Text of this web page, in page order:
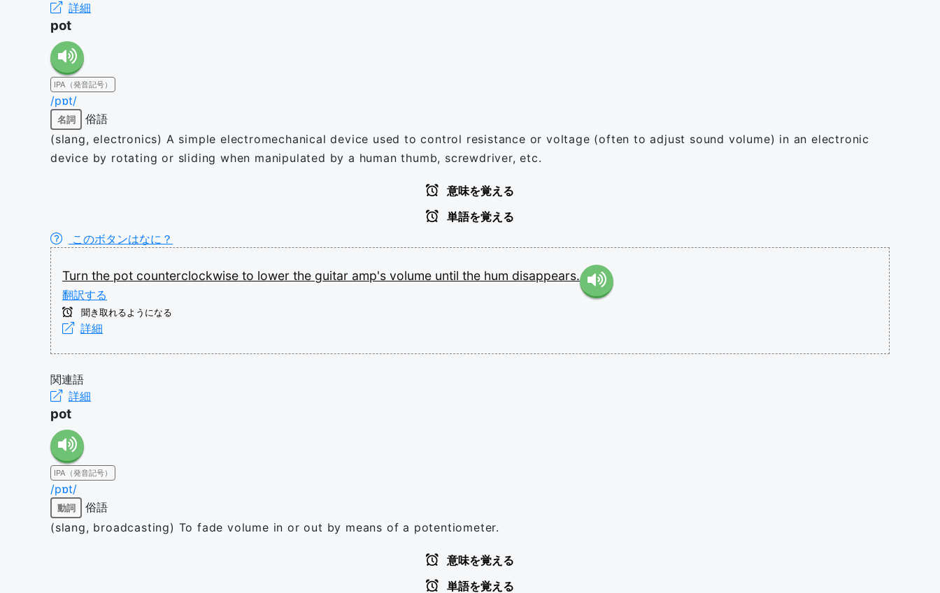
詳細
pot
IPA（発音記号）
/pɒt/
名詞
俗語
(slang, electronics) A simple electromechanical device used to control resistance or voltage (often to adjust sound volume) in an electronic
device by rotating or sliding when manipulated by a human thumb, screwdriver, etc.
意味を覚える
単語を覚える
このボタンはなに？
Turn the pot counterclockwise to lower the guitar amp's volume until the hum disappears.
翻訳する
聞き取れるようになる
詳細
関連語
詳細
pot
IPA（発音記号）
/pɒt/
動詞
俗語
(slang, broadcasting) To fade volume in or out by means of a potentiometer.
意味を覚える
単語を覚える